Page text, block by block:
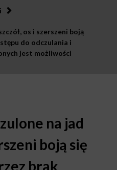
os i szerszeni boją
do odczulania i
jest możliwości
na jad
boją się
brak